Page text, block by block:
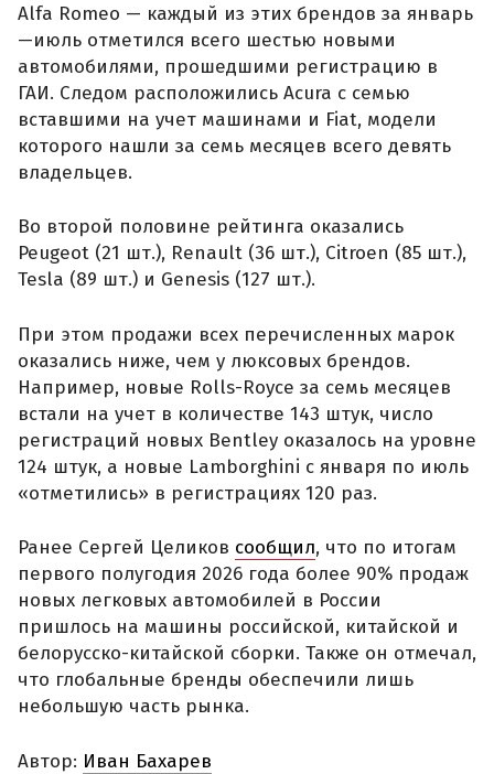
Alfa Romeo — каждый из этих брендов за январь
—июль отметился всего шестью новыми
автомобилями, прошедшими регистрацию в
ГАИ. Следом расположились Acura с семью
вставшими на учет машинами и Fiat, модели
которого нашли за семь месяцев всего девять
владельцев.
Во второй половине рейтинга оказались
Peugeot (21 шт.), Renault (36 шт.), Citroen (85 шт.),
Tesla (89 шт.) и Genesis (127 шт.).
При этом продажи всех перечисленных марок
оказались ниже, чем у люксовых брендов.
Например, новые Rolls-Royce за семь месяцев
встали на учет в количестве 143 штук, число
регистраций новых Bentley оказалось на уровне
124 штук, а новые Lamborghini с января по июль
«отметились» в регистрациях 120 раз.
Ранее Сергей Целиков сообщил, что по итогам
первого полугодия 2026 года более 90% продаж
новых легковых автомобилей в России
пришлось на машины российской, китайской и
белорусско-китайской сборки. Также он отмечал,
что глобальные бренды обеспечили лишь
небольшую часть рынка.
Автор: Иван Бахарев